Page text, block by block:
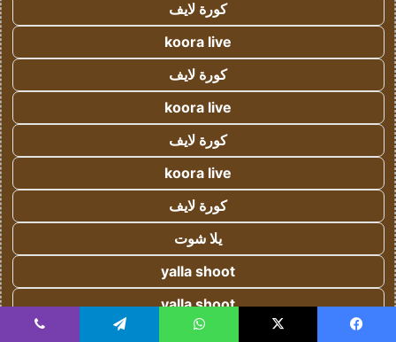
كورة لايف
koora live
كورة لايف
koora live
كورة لايف
koora live
كورة لايف
يلا شوت
yalla shoot
yalla shoot